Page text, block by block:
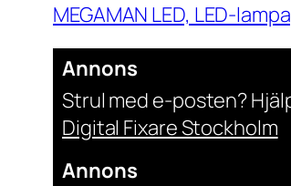
MEGAMAN LED, LED-
Annons
Strul med e-posten?
Digital Fixare Stockholm
Annons